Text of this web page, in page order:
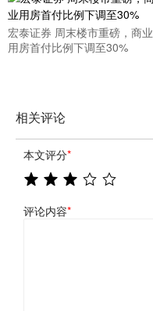
宏泰证券 周末楼市重磅，商业
用房首付比例下调至30%
相关评论
本文评分*
评论内容*